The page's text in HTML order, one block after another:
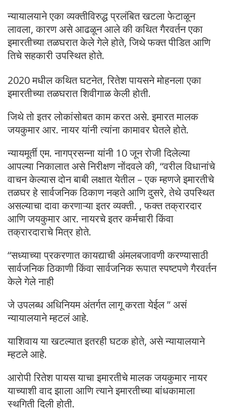
न्यायालयाने एका व्यक्तीविरुद्ध प्रलंबित खटला फेटाळून
लावला, कारण असे आढळून आले की कथित गैरवर्तन एका
इमारतीच्या तळघरात केले गेले होते, जिथे फक्त पीडित आणि
तिचे सहकारी उपस्थित होते.
2020 मधील कथित घटनेत, रितेश पायसने मोहनला एका
इमारतीच्या तळघरात शिवीगाळ केली होती.
जिथे तो इतर लोकांसोबत काम करत असे. इमारत मालक
जयकुमार आर. नायर यांनी त्यांना कामावर घेतले होते.
न्यायमूर्ती एम. नागप्रसन्ना यांनी 10 जून रोजी दिलेल्या
आपल्या निकालात असे निरीक्षण नोंदवले की, “वरील विधानांचे
वाचन केल्यास दोन बाबी लक्षात येतील – एक म्हणजे इमारतीचे
तळघर हे सार्वजनिक ठिकाण नव्हते आणि दुसरे, तेथे उपस्थित
असल्याचा दावा करणाऱ्या इतर व्यक्ती. , फक्त तक्रारदार
आणि जयकुमार आर. नायरचे इतर कर्मचारी किंवा
तक्रारदाराचे मित्र होते.
“सध्याच्या प्रकरणात कायद्याची अंमलबजावणी करण्यासाठी
सार्वजनिक ठिकाणी किंवा सार्वजनिक रूपात स्पष्टपणे गैरवर्तन
केले गेले नाही
जे उपलब्ध अधिनियम अंतर्गत लागू करता येईल ” असं
न्यायालयाने म्हटलं आहे.
याशिवाय या खटल्यात इतरही घटक होते, असे न्यायालयाने
म्हटले आहे.
आरोपी रितेश पायस याचा इमारतीचे मालक जयकुमार नायर
याच्याशी वाद झाला आणि त्याने इमारतीच्या बांधकामाला
स्थगिती दिली होती.